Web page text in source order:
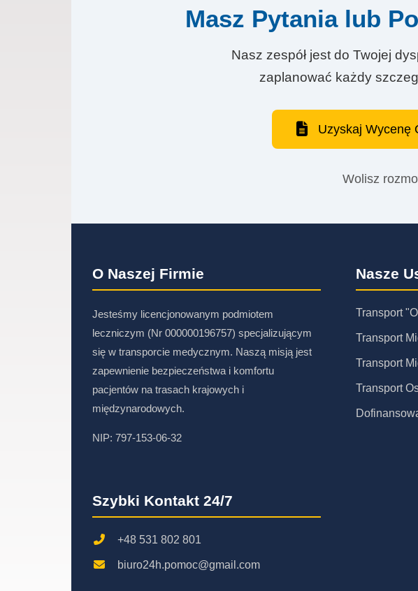
Masz Pytania lub
Nasz zespół jest do Twojej
zaplanować każdy
Uzyskaj Wycenę
Wolisz
O Naszej Firmie
Jesteśmy licencjonowanym podmiotem
leczniczym (Nr 000000196757) specjalizującym
się w transporcie medycznym. Naszą misją jest
zapewnienie bezpieczeństwa i komfortu
pacjentów na trasach krajowych i
międzynarodowych.
NIP: 797-153-06-32
Nasze
Transport
Transport
Transport
Transport
Szybki Kontakt 24/7
+48 531 802 801
biuro24h.pomoc@gmail.com